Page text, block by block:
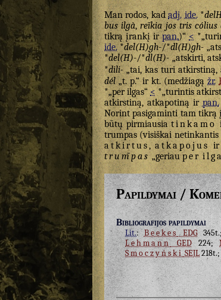
Man rodos, kadadj. ide.*
bus ilgà,reĩkia jos tris cólius
tikrą įrankį irpan.)“<
ide.*del(H)gh-/*dl(H)gh-
*del(H)-/*dl(H)-„atskirti,
*dili-„tai, kas turi
dél„t. p.“ ir kt. (medžiagąžr.
*„per ilgas“ <*„turintis
atkirstiną, atkapotiną irpan.
Norint pasigaminti tam tikrą
būtų pirmiausiatinkamo
trumpas (visiškai
atkirtus,atkapojus
trum̃pas„geriauper
Papildymai /
Bibliografijos papildymai
Lit.:BeekesEDG
LehmannGED224;
Smoczyński SEJL218t.;